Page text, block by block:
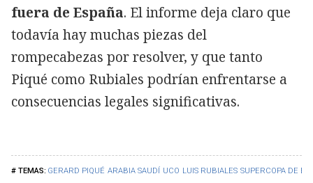
GERARD PIQUÉ ARABIA SAUDÍ UCO LUIS RUBIALES SUPERCOPA DE
fuera de España. El informe deja claro que
todavía hay muchas piezas del
rompecabezas por resolver, y que tanto
Piqué como Rubiales podrían enfrentarse a
consecuencias legales significativas.